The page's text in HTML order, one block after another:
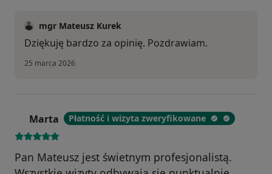
mgr Mateusz Kurek
Dziękuję bardzo za opinię. Pozdrawiam.
25 marca 2026
Marta Płatność i wizyta zweryfikowane
Pan Mateusz jest świetnym profesjonalistą.